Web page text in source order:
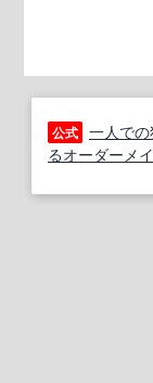
公式 一人で
るオーダーメ